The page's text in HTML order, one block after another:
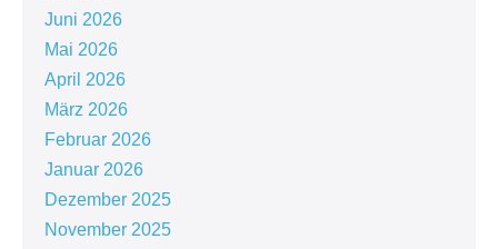
Juni 2026
Mai 2026
April 2026
März 2026
Februar 2026
Januar 2026
Dezember 2025
November 2025